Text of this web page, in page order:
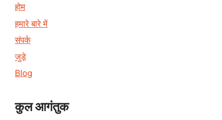
होम
हमारे बारे में
संपर्क
जुड़े
Blog
कुल आगंतुक